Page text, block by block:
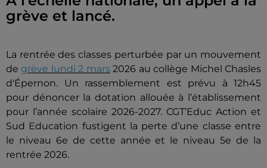
grève et lancé.
La rentrée des classes perturbée par un mouvement
degrève lundi 2 mars2026 au collège Michel Chasles
d'Épernon. Un rassemblement est prévu à 12h45
pour dénoncer la dotation allouée à l’établissement
pour l’année scolaire 2026-2027. CGT’Educ Action et
Sud Education fustigent la perte d’une classe entre
le niveau 6e de cette année et le niveau 5e de la
rentrée 2026.